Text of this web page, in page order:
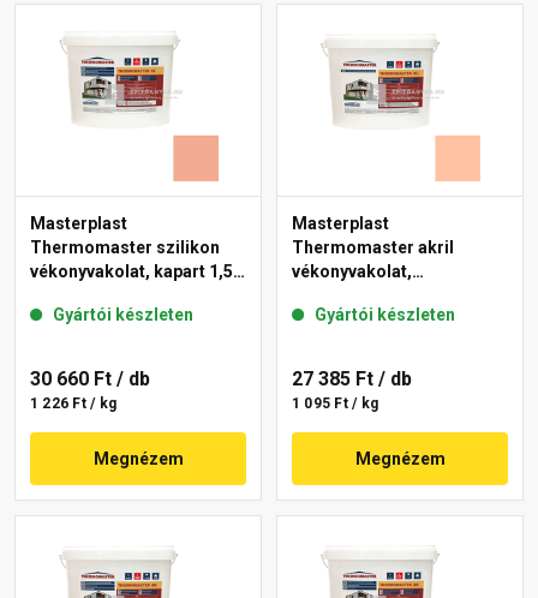
Masterplast
Thermomaster szilikon
vékonyvakolat, kapart 1,5
Gyártói készleten
30 660 Ft / db
1 226 Ft / kg
Megnézem
Masterplast
Thermomaster akril
vékonyvakolat,
15-D 25 kg
Gyártói készleten
27 385 Ft / db
1 095 Ft / kg
Megnézem